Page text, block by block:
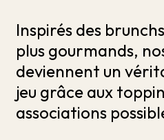
Inspirés des
plus gourmands,
deviennent un
jeu grâce aux
associations